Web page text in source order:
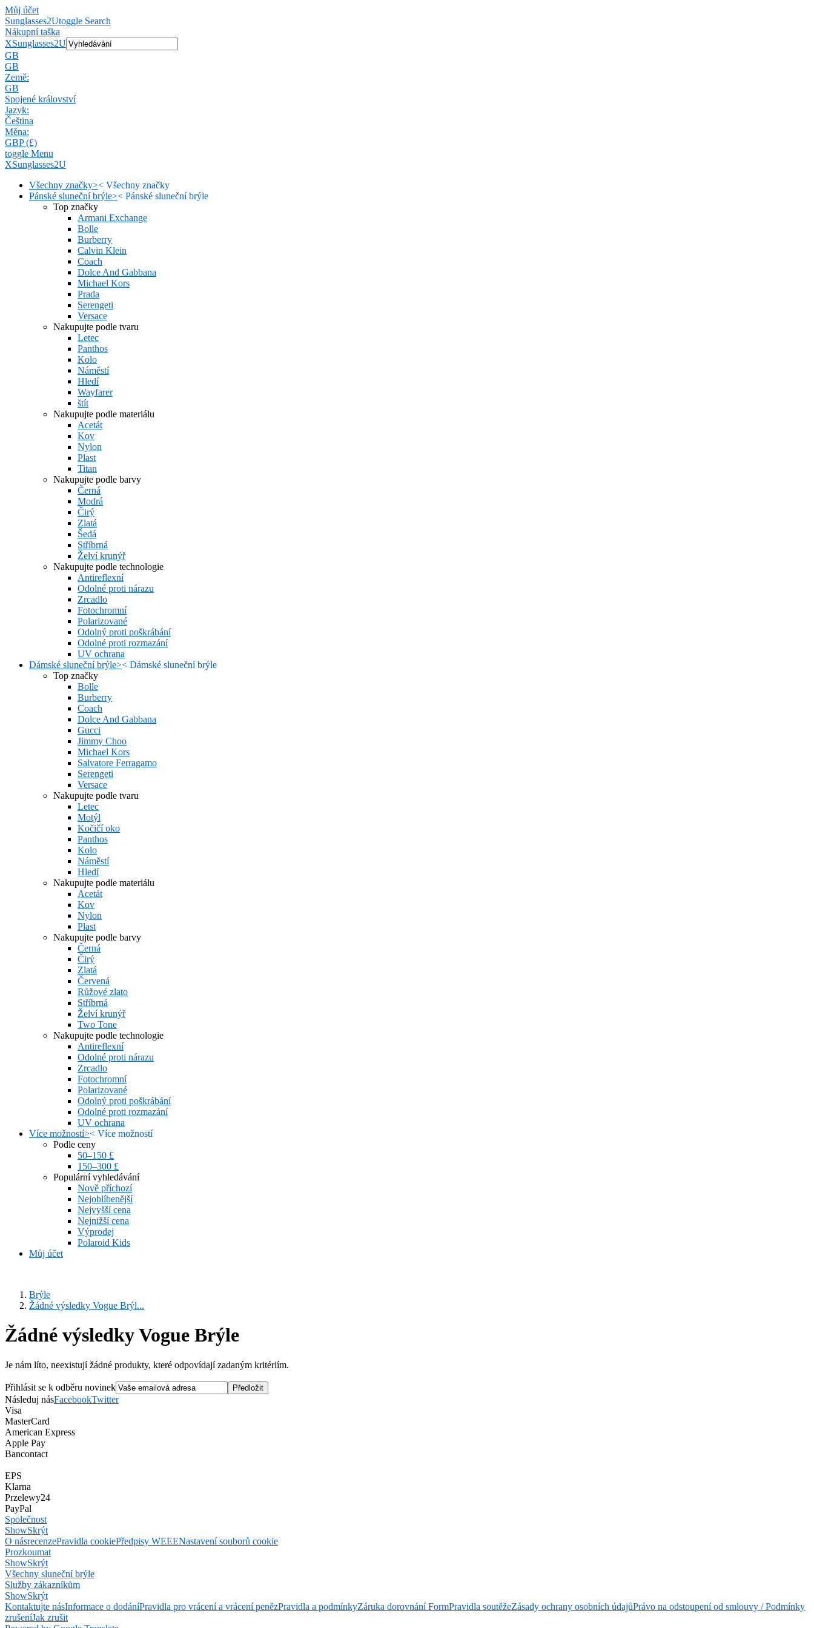
Můj účet
Sunglasses2Utoggle Search
Nákupní taška
XSunglasses2U
GB
GB
Země:
GB
Spojené království
Jazyk:
Čeština
Měna:
GBP (£)
toggle Menu
XSunglasses2U
Všechny značky>< Všechny značky
Pánské sluneční brýle>< Pánské sluneční brýle
Top značky
Armani Exchange
Bolle
Burberry
Calvin Klein
Coach
Dolce And Gabbana
Michael Kors
Prada
Serengeti
Versace
Nakupujte podle tvaru
Letec
Panthos
Kolo
Náměstí
Hledí
Wayfarer
štít
Nakupujte podle materiálu
Acetát
Kov
Nylon
Plast
Titan
Nakupujte podle barvy
Černá
Modrá
Čirý
Zlatá
Šedá
Stříbrná
Želví krunýř
Nakupujte podle technologie
Antireflexní
Odolné proti nárazu
Zrcadlo
Fotochromní
Polarizované
Odolný proti poškrábání
Odolné proti rozmazání
UV ochrana
Dámské sluneční brýle>< Dámské sluneční brýle
Top značky
Bolle
Burberry
Coach
Dolce And Gabbana
Gucci
Jimmy Choo
Michael Kors
Salvatore Ferragamo
Serengeti
Versace
Nakupujte podle tvaru
Letec
Motýl
Kočičí oko
Panthos
Kolo
Náměstí
Hledí
Nakupujte podle materiálu
Acetát
Kov
Nylon
Plast
Nakupujte podle barvy
Černá
Čirý
Zlatá
Červená
Růžové zlato
Stříbrná
Želví krunýř
Two Tone
Nakupujte podle technologie
Antireflexní
Odolné proti nárazu
Zrcadlo
Fotochromní
Polarizované
Odolný proti poškrábání
Odolné proti rozmazání
UV ochrana
Více možností>< Více možností
Podle ceny
50–150 £
150–300 £
Populární vyhledávání
Nově příchozí
Nejoblíbenější
Nejvyšší cena
Nejnižší cena
Výprodej
Polaroid Kids
Můj účet
Brýle
Žádné výsledky Vogue Brýl...
Žádné výsledky Vogue Brýle
Je nám líto, neexistují žádné produkty, které odpovídají zadaným kritériím.
Přihlásit se k odběru novinek
Následuj násFacebookTwitter
Visa
MasterCard
American Express
Apple Pay
Bancontact
EPS
Klarna
Przelewy24
PayPal
Společnost
ShowSkrýt
O násrecenzePravidla cookiePředpisy WEEENastavení souborů cookie
Prozkoumat
ShowSkrýt
Všechny sluneční brýle
Služby zákazníkům
ShowSkrýt
Kontaktujte násInformace o dodáníPravidla pro vrácení a vrácení penězPravidla a podmínkyZáruka dorovnání FormPravidla soutěžeZásady ochrany osobních údajůPrávo na odstoupení od smlouvy / Podmínky
zrušeníJak zrušit